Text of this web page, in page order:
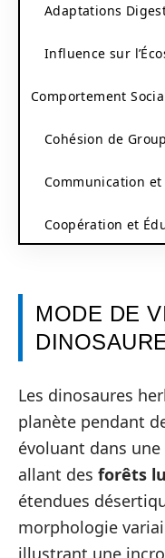
Adaptations
Influence sur
Comportement
Cohésion de
Communication et
Coopération et
MODE DE
Les dinosaures
planète pendant
évoluant dans
allant des forêts
étendues
morphologie
illustrant une